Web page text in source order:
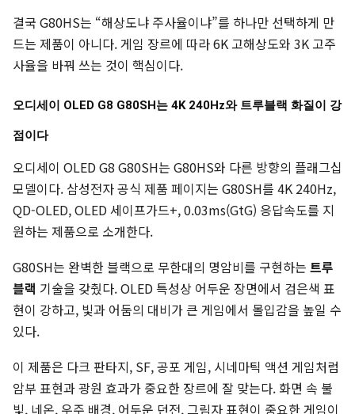
결국 G80HS는 “해상도냐 주사율이냐”를 하나만 선택하게 만
드는 제품이 아니다. 게임 장르에 따라 6K 고해상도와 3K 고주
사율을 바꿔 쓰는 것이 핵심이다.
오디세이 OLED G8 G80SH는 4K 240Hz와 트루블랙 화질이 강
점이다
오디세이 OLED G8 G80SH는 G80HS와 다른 방향의 플래그십
모델이다. 삼성전자 공식 제품 페이지는 G80SH를 4K 240Hz,
QD-OLED, OLED 세이프가드+, 0.03ms(GtG) 응답속도를 지
원하는 제품으로 소개한다.
G80SH는 완벽한 블랙으로 무한대의 명암비를 구현하는 트루
블랙 기술을 갖췄다. OLED 특성상 어두운 장면에서 검은색 표
현이 강하고, 빛과 어둠의 대비가 큰 게임에서 몰입감을 높일 수
있다.
이 제품은 다크 판타지, SF, 공포 게임, 시네마틱 액션 게임처럼
암부 표현과 광원 효과가 중요한 장르에 잘 맞는다. 화면 속 불
빛, 네온, 우주 배경, 어두운 던전, 그림자 표현이 중요한 게임이